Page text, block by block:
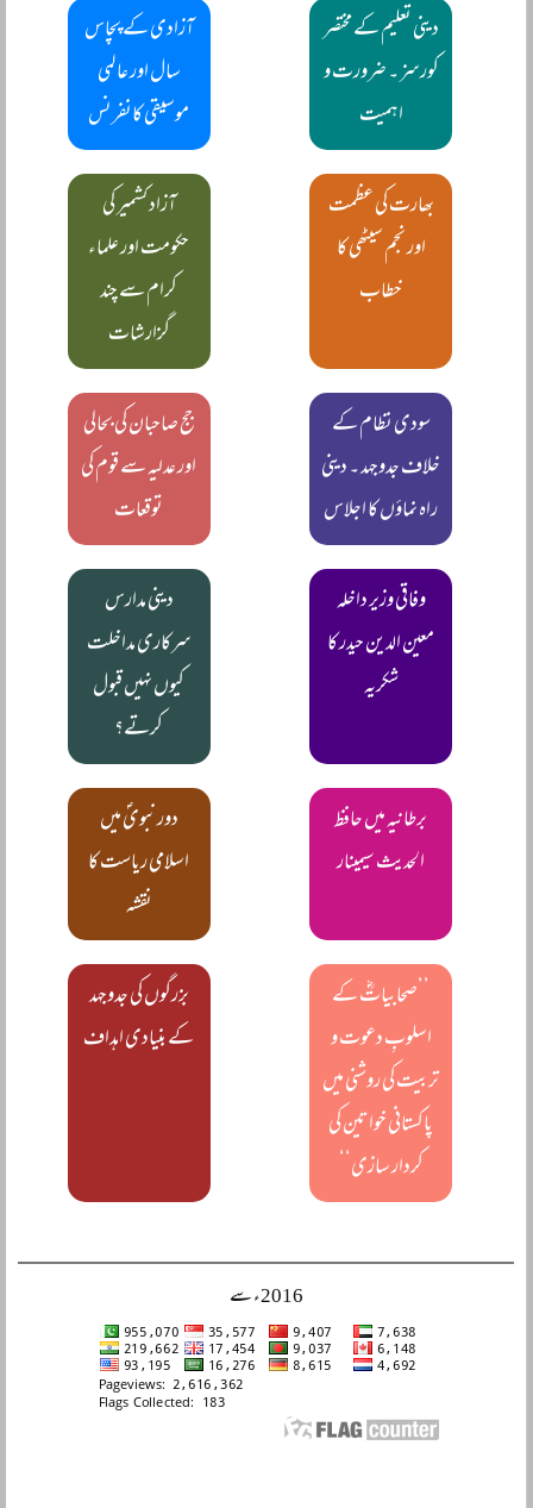
دینی تعلیم کے مختصر
کورسز ۔ ضرورت و
اہمیت
آزادی کے پچاس
سال اور عالمی
موسیقی کانفرنس
بھارت کی عظمت
اور نجم سیٹھی کا
خطاب
آزاد کشمیر کی
حکومت اور علماء
کرام سے چند
گزارشات
سودی نظام کے
خلاف جدوجہد ۔ دینی
راہ نماؤں کا اجلاس
جج صاحبان کی بحالی
اور عدلیہ سے قوم کی
توقعات
وفاقی وزیر داخلہ
معین الدین حیدر کا
شکریہ
دینی مدارس
سرکاری مداخلت
کیوں نہیں قبول
کرتے؟
برطانیہ میں حافظ
الحدیث سیمینار
دور نبویؐ میں
اسلامی ریاست کا
نقشہ
’’صحابیاتؓ کے
اسلوبِ دعوت و
تربیت کی روشنی میں
پاکستانی خواتین کی
کردار سازی‘‘
بزرگوں کی جدوجہد
کے بنیادی اہداف
2016ء سے